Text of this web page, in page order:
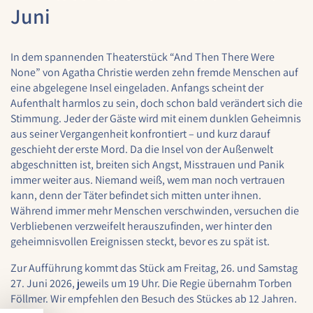
Juni
In dem spannenden Theaterstück “And Then There Were
None” von Agatha Christie werden zehn fremde Menschen auf
eine abgelegene Insel eingeladen. Anfangs scheint der
Aufenthalt harmlos zu sein, doch schon bald verändert sich die
Stimmung. Jeder der Gäste wird mit einem dunklen Geheimnis
aus seiner Vergangenheit konfrontiert – und kurz darauf
geschieht der erste Mord. Da die Insel von der Außenwelt
abgeschnitten ist, breiten sich Angst, Misstrauen und Panik
immer weiter aus. Niemand weiß, wem man noch vertrauen
kann, denn der Täter befindet sich mitten unter ihnen.
Während immer mehr Menschen verschwinden, versuchen die
Verbliebenen verzweifelt herauszufinden, wer hinter den
geheimnisvollen Ereignissen steckt, bevor es zu spät ist.
Zur Aufführung kommt das Stück am Freitag, 26. und Samstag
27. Juni 2026, jeweils um 19 Uhr. Die Regie übernahm Torben
Föllmer. Wir empfehlen den Besuch des Stückes ab 12 Jahren.
STATISTIK
Statistik Cookies erfassen Informationen anonym.
Diese Informationen helfen uns zu verstehen, wie
unsere Besucher unsere Website nutzen.
Google Analytics
Name:
google_analytics
Anbieter:
Google LLC
Sammelt anonymisierte Daten für die
Website-Analyse und kontinuierliche
Verbesserung der Benutzererfahrung.